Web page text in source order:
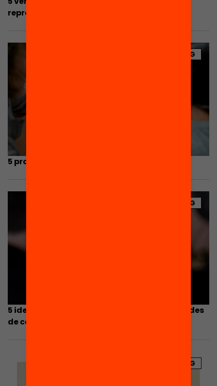
reprengui l’escola
BLOG
5 propostes per a engegar un estiu lector
BLOG
5 idees per alimentar la comprensió lectora des
de casa
BLOG